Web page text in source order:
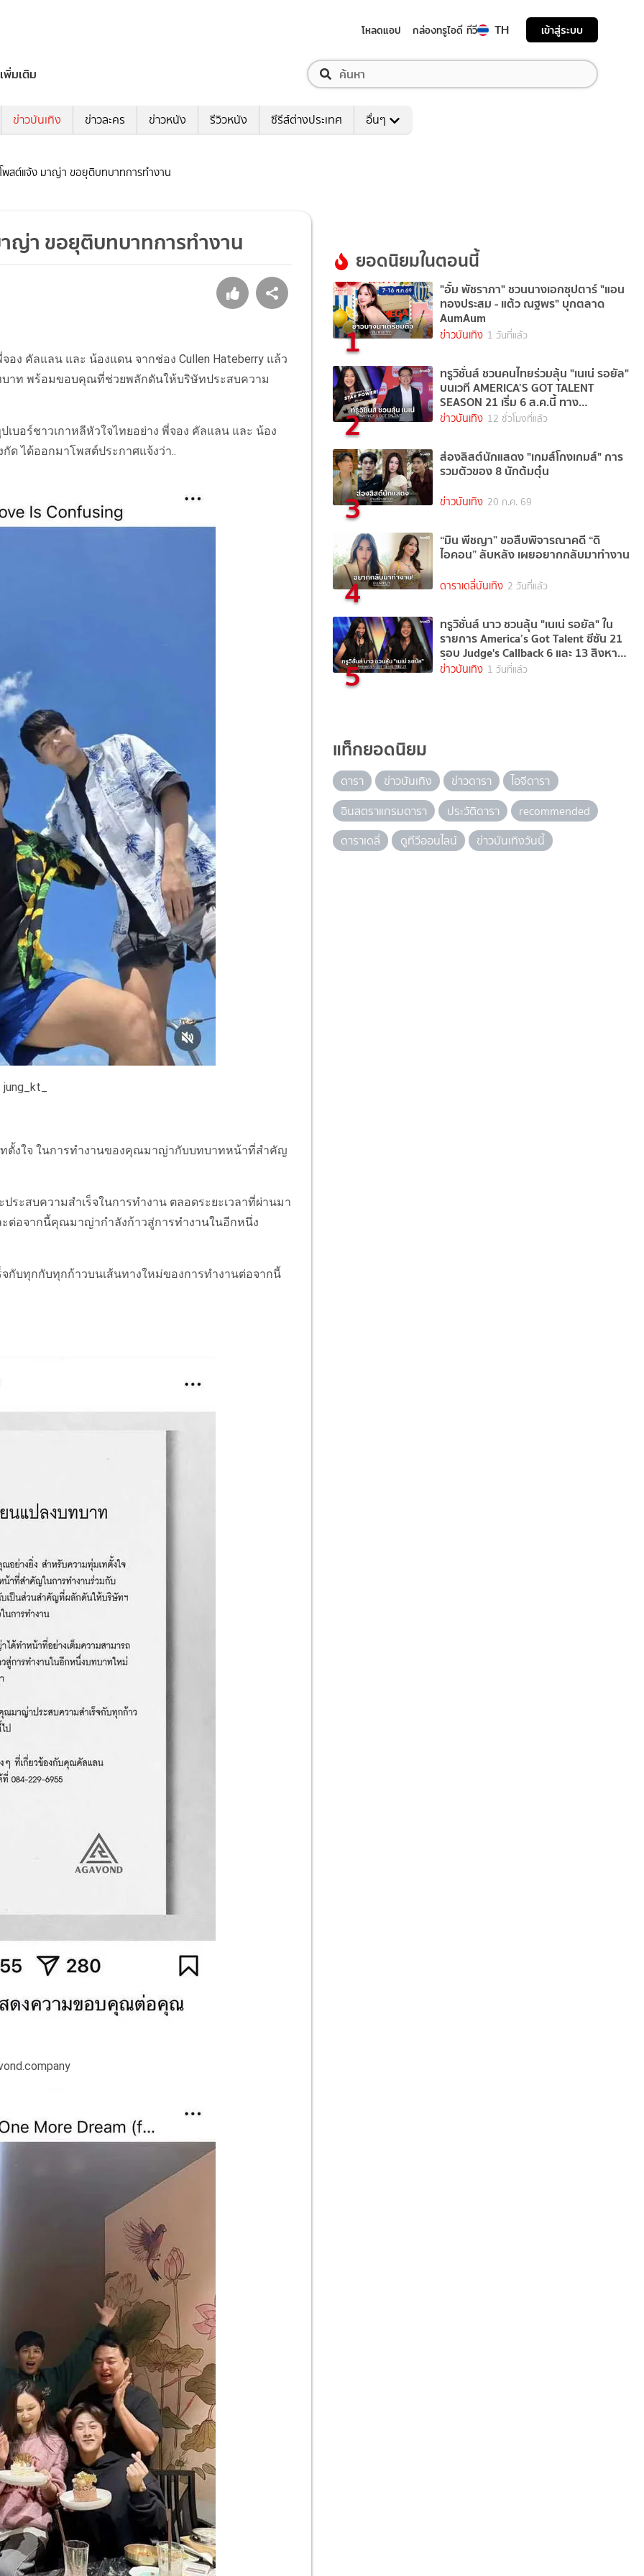
โหลดแอป กล่องทรูไอดี ทีวี TH เข้าสู่ระบบ
เพิ่มเติม
ข่าวบันเทิง ข่าวละคร ข่าวหนัง รีวิวหนัง ซีรีส์ต่างประเทศ อื่นๆ
สต์แจ้ง มาญ่า ขอยุติบทบาทการทำงาน
ญ่า ขอยุติบทบาทการทำงาน
ง คัลแลน และ น้องแดน จากช่อง Cullen Hateberry แล้ว
บาท พร้อมขอบคุณที่ช่วยพลักดันให้บริษัทประสบความ
เบอร์ชาวเกาหลีหัวใจไทยอย่าง พี่จอง คัลแลน และ น้อง
ด ได้ออกมาโพสต์ประกาศแจ้งว่า..
ตั้งใจ ในการทำงานของคุณมาญ่ากับบทบาทหน้าที่สำคัญ
ะสบความสำเร็จในการทำงาน ตลอดระยะเวลาที่ผ่านมา
ต่อจากนี้คุณมาญ่ากำลังก้าวสู่การทำงานในอีกหนึ่ง
กับทุกกับทุกก้าวบนเส้นทางใหม่ของการทำงานต่อจากนี้
ยอดนิยมในตอนนี้
1
"อั้ม พัชราภา" ชวนนางเอกซุปตาร์ "แอน
ทองประสม - แต้ว ณฐพร" บุกตลาด
AumAum
ข่าวบันเทิง 1 วันที่แล้ว
2
ทรูวิชั่นส์ ชวนคนไทยร่วมลุ้น "เนเน่ รอยัล"
บนเวที AMERICA’S GOT TALENT
SEASON 21 เริ่ม 6 ส.ค.นี้ ทาง
TrueVisions NOW
ข่าวบันเทิง 12 ชั่วโมงที่แล้ว
3
ส่องลิสต์นักแสดง "เกมส์โกงเกมส์" การ
รวมตัวของ 8 นักต้มตุ๋น
ข่าวบันเทิง 20 ก.ค. 69
4
“มิน พีชญา” ขอสืบพิจารณาคดี “ดิ
ไอคอน” ลับหลัง เผยอยากกลับมาทำงาน
ดาราเดลี่บันเทิง 2 วันที่แล้ว
5
ทรูวิชั่นส์ นาว ชวนลุ้น "เนเน่ รอยัล" ใน
รายการ America’s Got Talent ซีซัน 21
รอบ Judge's Callback 6 และ 13 สิงหาคม
นี้
ข่าวบันเทิง 1 วันที่แล้ว
แท็กยอดนิยม
ดารา ข่าวบันเทิง ข่าวดารา
ไอจีดารา
อินสตราแกรมดารา
ประวัติดารา
recommended
ดาราเดลี่
ดูทีวีออนไลน์ ข่าวบันเทิงวันนี้